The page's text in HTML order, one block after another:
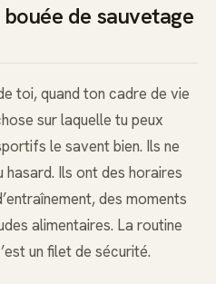
de sauvetage
toi, quand ton cadre de vie
sur laquelle tu peux
le savent bien. Ils ne
hasard. Ils ont des horaires
des moments
alimentaires. La routine
un filet de sécurité.